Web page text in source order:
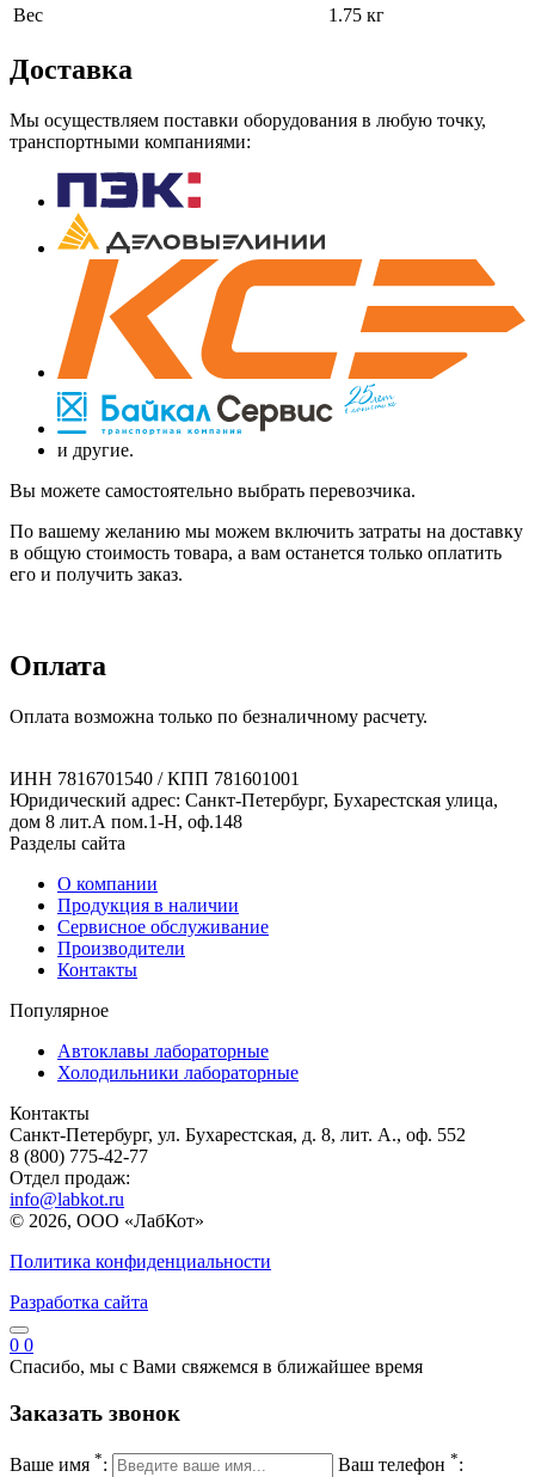
Вес
1.75 кг
Доставка
Мы осуществляем поставки оборудования в любую точку,
транспортными компаниями:
и другие.
Вы можете самостоятельно выбрать перевозчика.
По вашему желанию мы можем включить затраты на доставку
в общую стоимость товара, а вам останется только оплатить
его и получить заказ.
Оплата
Оплата возможна только по безналичному расчету.
ИНН 7816701540 / КПП 781601001
Юридический адрес: Санкт-Петербург, Бухарестская улица,
дом 8 лит.А пом.1-Н, оф.148
Разделы сайта
О компании
Продукция в наличии
Сервисное обслуживание
Производители
Контакты
Популярное
Автоклавы лабораторные
Холодильники лабораторные
Контакты
Санкт-Петербург, ул. Бухарестская, д. 8, лит. А., оф. 552
8 (800) 775-42-77
Отдел продаж:
info@labkot.ru
© 2026, ООО «ЛабКот»
Политика конфиденциальности
Разработка сайта
0 0
Спасибо, мы с Вами свяжемся в ближайшее время
Заказать звонок
Ваше имя *: Ваш телефон *: